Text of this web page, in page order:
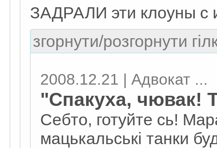
ЗАДРАЛИ эти клоуны с
згорнути/розгорнути
2008.12.21 | Адвокат ...
"Спакуха, чювак!
Себто, готуйте сь!
мацькальські танки